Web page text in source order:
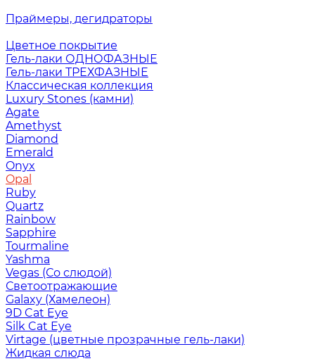
Праймеры, дегидраторы
Цветное покрытие
Гель-лаки ОДНОФАЗНЫЕ
Гель-лаки ТРЕХФАЗНЫЕ
Классическая коллекция
Luxury Stones (камни)
Agate
Amethyst
Diamond
Emerald
Onyx
Opal
Ruby
Quartz
Rainbow
Sapphire
Tourmaline
Yashma
Vegas (Со слюдой)
Светоотражающие
Galaxy (Хамелеон)
9D Cat Eye
Silk Cat Eye
Virtage (цветные прозрачные гель-лаки)
Жидкая слюда